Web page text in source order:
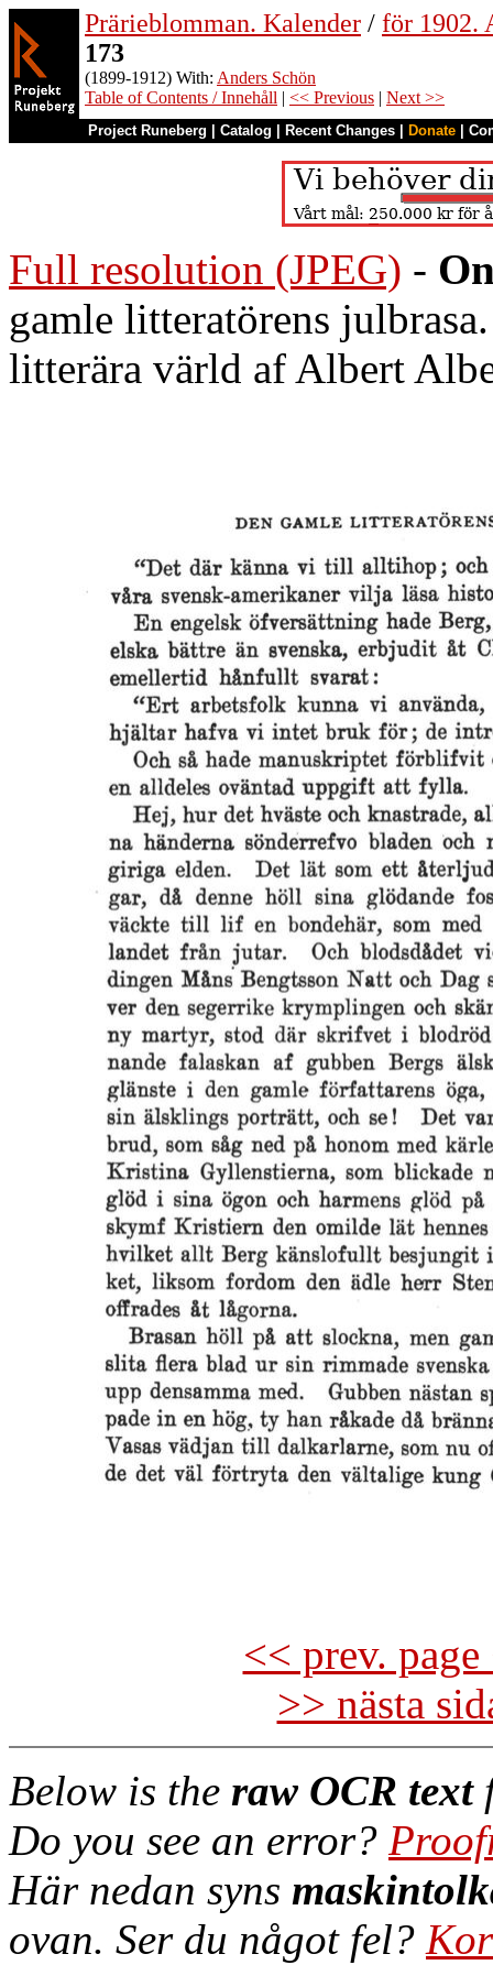
Prärieblomman. Kalender / för 1902.
173
(1899-1912) With: Anders Schön
Table of Contents / Innehåll | << Previous | Next >>
Project Runeberg Catalog Recent Changes Donate
Full resolution (JPEG) -
gamle litteratörens
litterära värld af Albert
<< prev.
>> nästa
Below is the raw OCR text
Do you see an error?
Här nedan syns
ovan. Ser du något fel?